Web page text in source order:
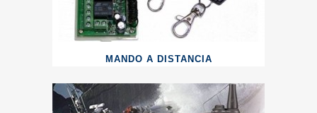
MANDO A DISTANCIA